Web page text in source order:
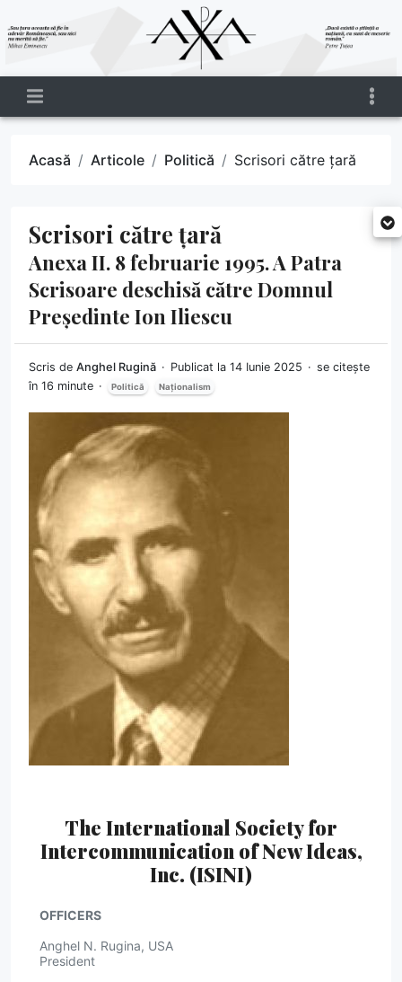
Acasă Articole Politică Scrisori către țară
Scrisori către țară
Anexa II. 8 februarie 1995. A Patra
Scrisoare deschisă către Domnul
Președinte Ion Iliescu
Scris de Anghel Rugină Publicat la 14 Iunie 2025
se citește
în 16 minute
Politică Naționalism
The International Society for
Intercommunication of New Ideas,
Inc. (ISINI)
OFFICERS
Anghel N. Rugina, USA
President